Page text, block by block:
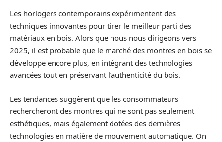
Les horlogers contemporains expérimentent des
techniques innovantes pour tirer le meilleur parti des
matériaux en bois. Alors que nous nous dirigeons vers
2025, il est probable que le marché des montres en bois se
développe encore plus, en intégrant des technologies
avancées tout en préservant l’authenticité du bois.
Les tendances suggèrent que les consommateurs
rechercheront des montres qui ne sont pas seulement
esthétiques, mais également dotées des dernières
technologies en matière de mouvement automatique. On